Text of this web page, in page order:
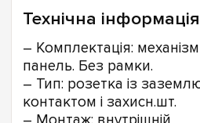
Технічна
– Комплектація:
панель. Без рамки.
– Тип: розетка із
контактом і захисн.шт.